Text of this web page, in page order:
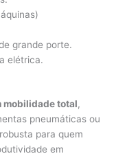
grande porte.
elétrica.
mobilidade total,
pneumáticas ou
para quem
em